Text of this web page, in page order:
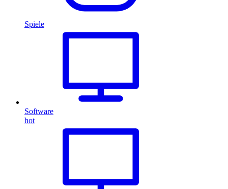
Spiele
Software
hot